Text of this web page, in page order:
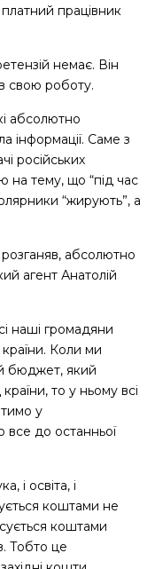
працівник
немає. Він
свою роботу.
абсолютно
інформації. Саме з
російських
на тему, що “під час
“жирують”, а
розганяв, абсолютно
агент Анатолій
наші громадяни
Коли ми
бюджет, який
то у ньому всі
у
все до останньої
і освіта, і
коштами не
коштами
Тобто це